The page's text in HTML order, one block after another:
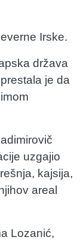
Irske.
država
je da
uzgajio
kajsija,
areal
Lozanić,